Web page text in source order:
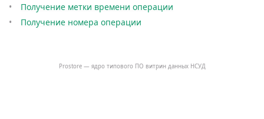
Prostore — ядро типового ПО витрин данных НСУД
Получение метки времени операции
Получение номера операции